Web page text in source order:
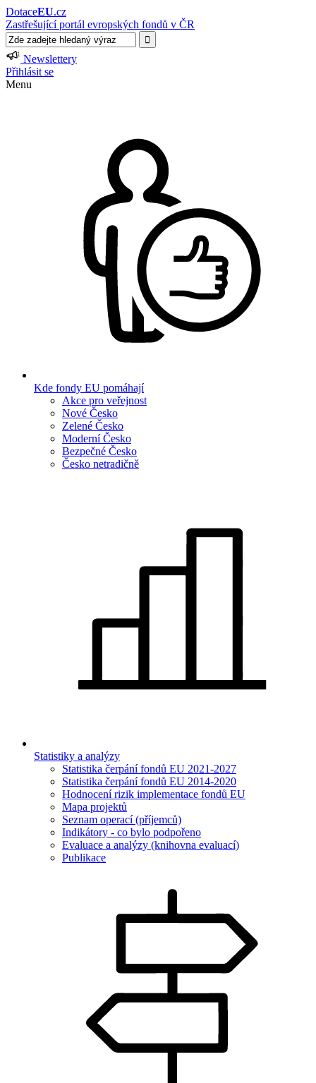
DotaceEU.cz
Zastřešující portál evropských fondů v ČR
Newslettery
Přihlásit se
Menu
Kde fondy EU pomáhají
Akce pro veřejnost
Nové Česko
Zelené Česko
Moderní Česko
Bezpečné Česko
Česko netradičně
Statistiky a analýzy
Statistika čerpání fondů EU 2021-2027
Statistika čerpání fondů EU 2014-2020
Hodnocení rizik implementace fondů EU
Mapa projektů
Seznam operací (příjemců)
Indikátory - co bylo podpořeno
Evaluace a analýzy (knihovna evaluací)
Publikace